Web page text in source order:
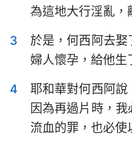
傳道書
以賽亞書
耶利米哀歌
但以理書
約珥書
為這地大行淫亂，
3
於是，何西阿去
婦人懷孕，給他生
4
耶和華對何西阿說
因為再過片時，
流血的罪，也必使